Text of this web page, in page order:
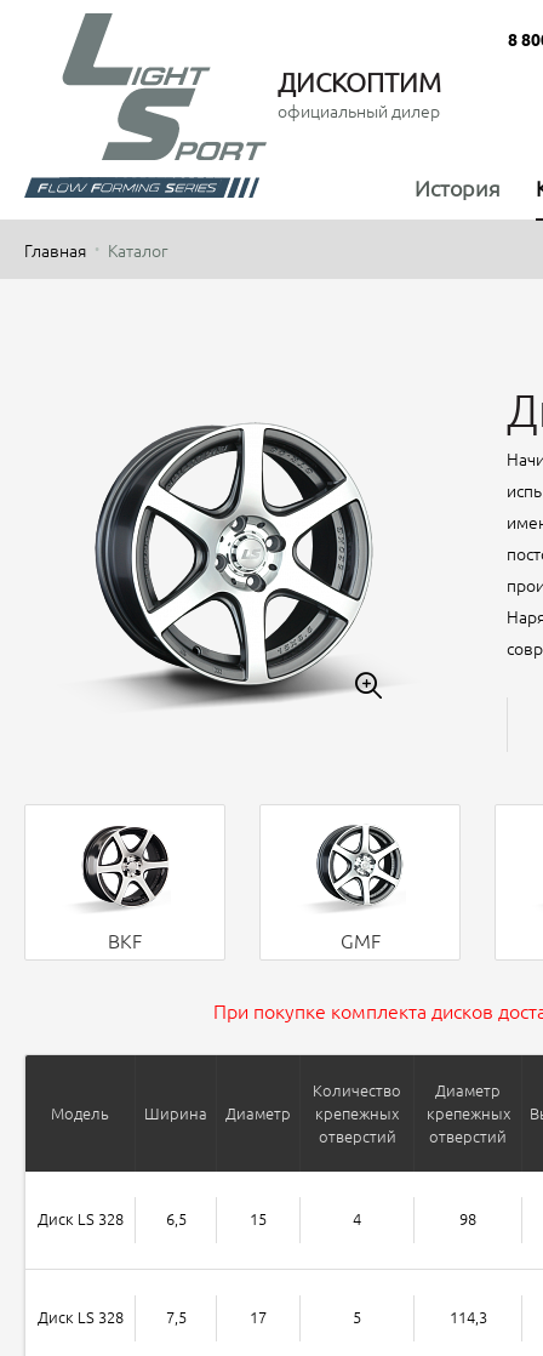
ДИСКОПТИМ
официальный дилер
8
История
Главная Каталог
BKF GMF
При покупке комплекта дисков
Модель Ширина Диаметр
Количество
крепежных
отверстий
Диаметр
крепежных
отверстий
Диск LS 328 6,5 15 4 98
Диск LS 328 7,5 17 5 114,3